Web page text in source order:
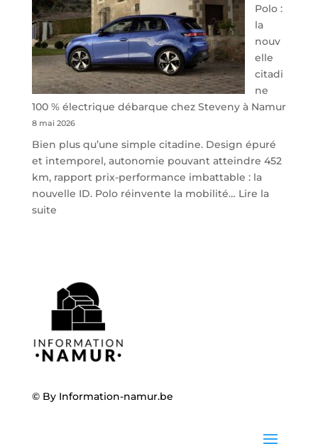
Polo :
la
nouv
elle
citadi
ne
100 % électrique débarque chez Steveny à Namur
8 mai 2026
Bien plus qu’une simple citadine. Design épuré
et intemporel, autonomie pouvant atteindre 452
km, rapport prix-performance imbattable : la
nouvelle ID. Polo réinvente la mobilité… Lire la
suite:
la
nouvelle
citadine
100
%
débarque
© By Information-namur.be